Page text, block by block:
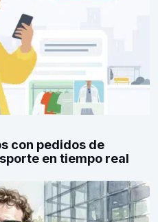
con pedidos de
en tiempo real